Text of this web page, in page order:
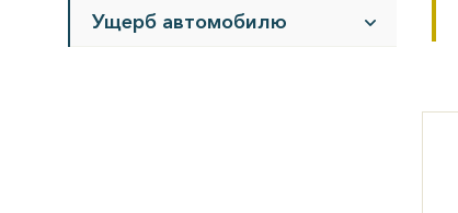
Ущерб автомобилю